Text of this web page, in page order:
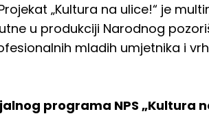
„Kultura na ulice!“ je
u produkciji Narodnog
mladih umjetnika i
programa NPS „Kultura